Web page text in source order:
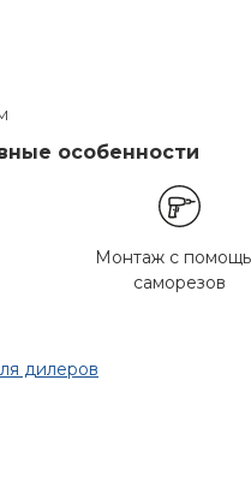
особенности
Монтаж с
саморезов
дилеров